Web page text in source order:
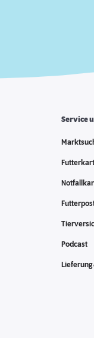
Service
Podcast
Lieferung